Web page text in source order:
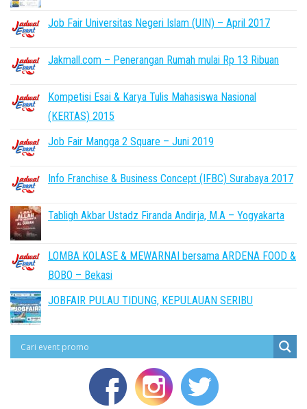
Job Fair Universitas Negeri Islam (UIN) – April 2017
Jakmall.com – Penerangan Rumah mulai Rp 13 Ribuan
Kompetisi Esai & Karya Tulis Mahasiswa Nasional
(KERTAS) 2015
Job Fair Mangga 2 Square – Juni 2019
Info Franchise & Business Concept (IFBC) Surabaya 2017
Tabligh Akbar Ustadz Firanda Andirja, M.A – Yogyakarta
LOMBA KOLASE & MEWARNAI bersama ARDENA FOOD &
BOBO – Bekasi
JOBFAIR PULAU TIDUNG, KEPULAUAN SERIBU